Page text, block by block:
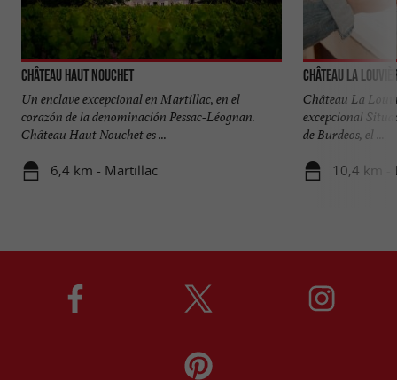
Château Haut Nouchet
Un enclave excepcional en Martillac, en el
corazón de la denominación Pessac-Léognan.
Château Haut Nouchet es ...
6,4 km - Martillac
Château La
Château La
excepcional
de Burdeos, el ...
10,4 km -